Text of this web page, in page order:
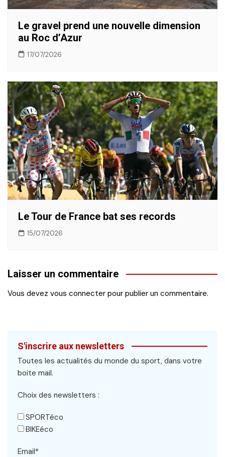
Le gravel prend une nouvelle dimension
au Roc d’Azur
17/07/2026
Le Tour de France bat ses records
15/07/2026
Laisser un commentaire
Vous devez vous connecter pour publier un commentaire.
S'inscrire aux newsletters
Toutes les actualités du monde du sport, dans votre
boite mail.
Choix des newsletters :
SPORTéco
BIKEéco
Email*